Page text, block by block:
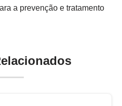
a prevenção e tratamento